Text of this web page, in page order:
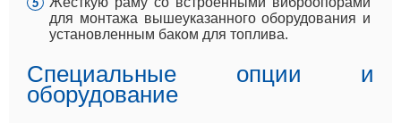
для монтажа вышеуказанного оборудования и
установленным баком для топлива.
Специальные опции и
оборудование